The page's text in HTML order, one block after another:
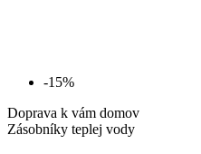
-15%
Doprava k vám domov
Zásobníky teplej vody